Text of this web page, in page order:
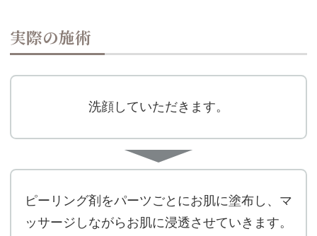
実際の施術
洗顔していただきます。
ピーリング剤をパーツごとにお肌に塗布し、マ
ッサージしながらお肌に浸透させていきます。